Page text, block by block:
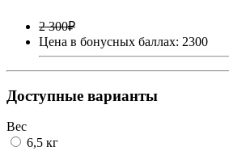
2 300₽
Цена в бонусных баллах: 2300
Доступные варианты
Вес
6,5 кг